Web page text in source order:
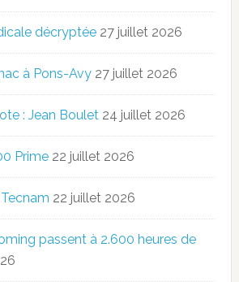
décryptée 27 juillet 2026
à Pons-Avy 27 juillet 2026
: Jean Boulet 24 juillet 2026
Prime 22 juillet 2026
22 juillet 2026
passent à 2.600 heures de